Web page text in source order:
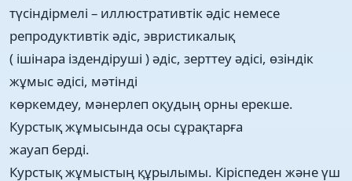
түсіндірмелі – иллюстративтік әдіс немесе
репродуктивтік әдіс, эвристикалық
( ішінара іздендіруші ) әдіс, зерттеу әдісі, өзіндік
жұмыс әдісі, мәтінді
көркемдеу, мәнерлеп оқудың орны ерекше.
Курстық жұмысында осы сұрақтарға
жауап берді.
Курстық жұмыстың құрылымы. Кіріспеден және үш